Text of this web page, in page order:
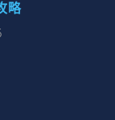
略